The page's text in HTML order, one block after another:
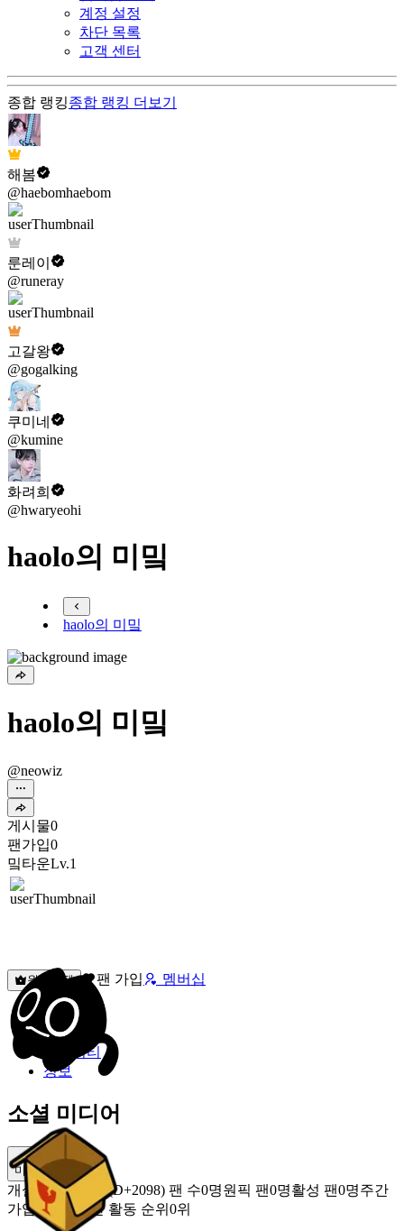
계정 설정
차단 목록
고객 센터
종합 랭킹종합 랭킹 더보기
해봄
@haebomhaebom
룬레이
@runeray
고갈왕
@gogalking
쿠미네
@kumine
화려희
@hwaryeohi
haolo의 미밐
haolo의 미밐
haolo의 미밐
@neowiz
게시물0
팬가입0
밐타운Lv.1
원픽선택 팬 가입 멤버십
밐타운
피드
커뮤니티
정보
소셜 미디어
미밐 공유
개설 2020.11.09 (D+2098) 팬 수0명원픽 팬0명활성 팬0명주간
가입 팬 0명주간 활동 순위 0위